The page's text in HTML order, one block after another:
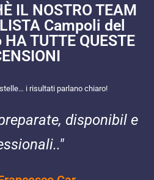
IL NOSTRO TEAM
Campoli del
TUTTE QUESTE
i risultati parlano chiaro!
disponibil e